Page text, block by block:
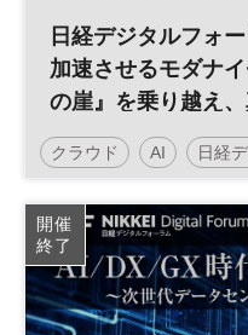
日経デジタルフォ
加速させるモダナ
の崖』を乗り越え
～」
クラウド AI 日経
DX
参加無料
開催
終了